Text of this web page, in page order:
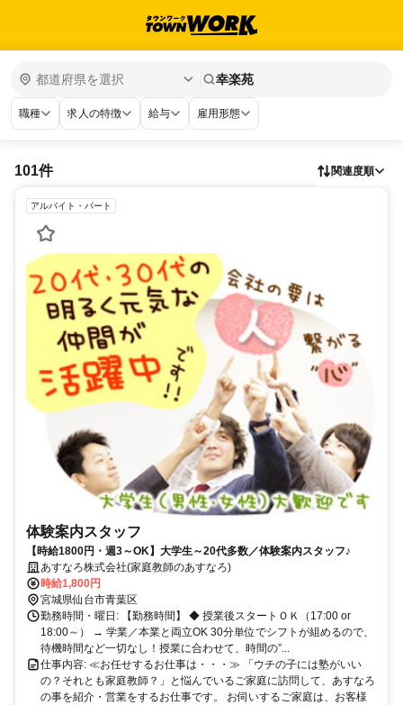
幸楽苑
職種 求人の特徴 給与 雇用形態
101件 関連度順
アルバイト・パート
体験案内スタッフ
【時給1800円・週3～OK】大学生～20代多数／体験案内スタッフ♪
あすなろ株式会社(家庭教師のあすなろ)
時給1,800円
宮城県仙台市青葉区
勤務時間・曜日: 【勤務時間】 ◆ 授業後スタートＯＫ（17:00 or
18:00～） → 学業／本業と両立OK 30分単位でシフトが組めるので、
待機時間など一切なし！授業に合わせて、時間の”...
仕事内容: ≪お任せするお仕事は・・・≫ 「ウチの子には塾がいい
の？それとも家庭教師？」と悩んでいるご家庭に訪問して、あすなろ
の事を紹介・営業をするお仕事です。 お伺いするご家庭は、お客様